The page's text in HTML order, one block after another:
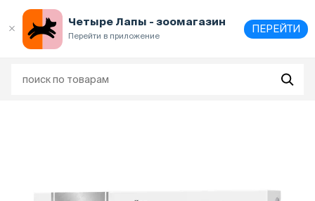
Четыре Лапы - зоомагазин
Перейти в приложение
ПЕРЕЙТИ